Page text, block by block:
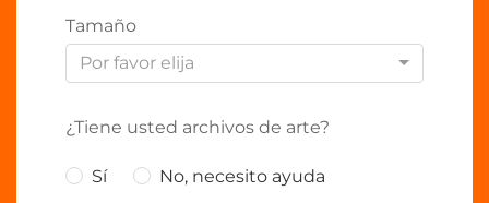
Tamaño
Por favor elija
¿Tiene usted archivos de arte?
Sí No, necesito ayuda